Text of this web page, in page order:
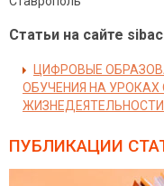
Статьи на сайте
ЦИФРОВЫЕ
ОБУЧЕНИЯ НА
ЖИЗНЕДЕЯТЕЛЬНОСТИ
ПУБЛИКАЦИИ